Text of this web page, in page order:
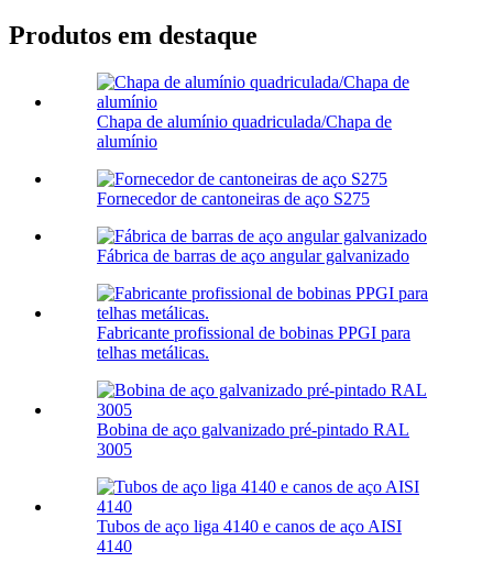
Produtos em destaque
Chapa de alumínio quadriculada/Chapa de
alumínio
Fornecedor de cantoneiras de aço S275
Fábrica de barras de aço angular galvanizado
Fabricante profissional de bobinas PPGI para
telhas metálicas.
Bobina de aço galvanizado pré-pintado RAL
3005
Tubos de aço liga 4140 e canos de aço AISI
4140